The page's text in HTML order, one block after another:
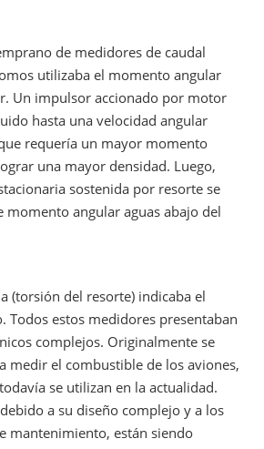
de medidores de caudal
utilizaba el momento angular
Un impulsor accionado por motor
hasta una velocidad angular
requería un mayor momento
una mayor densidad. Luego,
sostenida por resorte se
momento angular aguas abajo del
(torsión del resorte) indicaba el
Todos estos medidores presentaban
complejos. Originalmente se
medir el combustible de los aviones,
se utilizan en la actualidad.
a su diseño complejo y a los
mantenimiento, están siendo